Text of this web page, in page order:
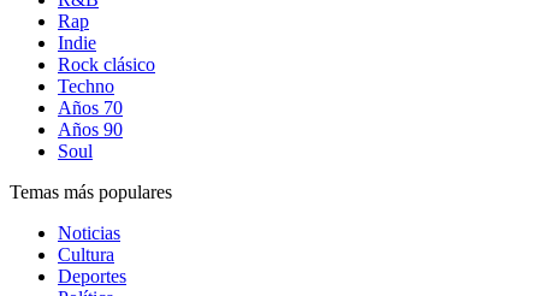
Rap
Indie
Rock clásico
Techno
Años 70
Años 90
Soul
Temas más populares
Noticias
Cultura
Deportes